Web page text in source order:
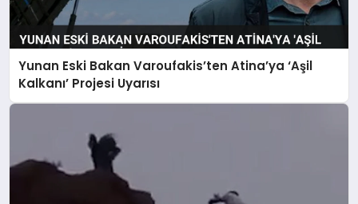
Yunan Eski Bakan Varoufakis’ten Atina’ya ‘Aşil
Kalkanı’ Projesi Uyarısı